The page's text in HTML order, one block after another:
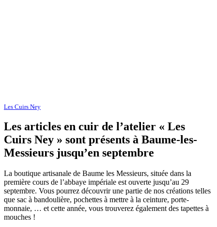
Les Cuirs Ney
Les articles en cuir de l’atelier « Les
Cuirs Ney » sont présents à Baume-les-
Messieurs jusqu’en septembre
La boutique artisanale de Baume les Messieurs, située dans la
première cours de l’abbaye impériale est ouverte jusqu’au 29
septembre. Vous pourrez découvrir une partie de nos créations telles
que sac à bandoulière, pochettes à mettre à la ceinture, porte-
monnaie, … et cette année, vous trouverez également des tapettes à
mouches !